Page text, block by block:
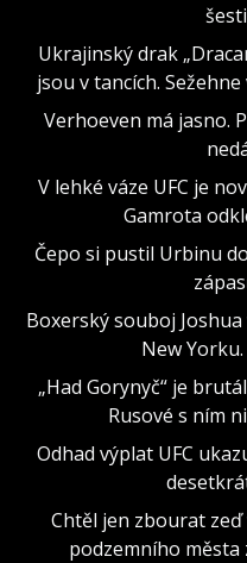
Ukrajinský drak
jsou v tancích.
Verhoeven má jasno.
V lehké váze UFC je
Gamrota
Čepo si pustil Urbinu
Boxerský souboj
New
„Had Gorynyč“ je
Rusové s ním
Odhad výplat UFC
Chtěl jen zbourat zeď
podzemního města